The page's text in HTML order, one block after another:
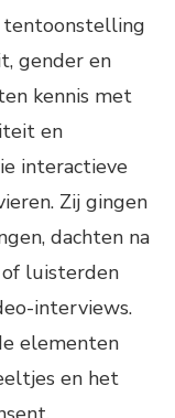
tentoonstelling
gender en
kennis met
en
interactieve
Zij gingen
dachten na
luisterden
interviews.
elementen
en het